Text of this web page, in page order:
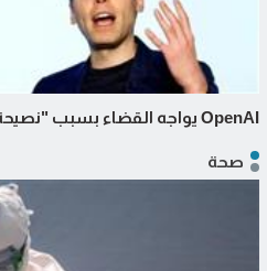
OpenAI يواجه القضاء بسبب "نصيحة طبية خطيرة"
صحة